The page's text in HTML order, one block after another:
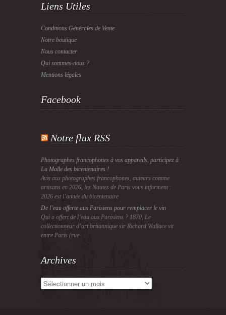
Liens Utiles
Conditions Générales de Vente
Notre boutique
Nous contacter
Qui sommes-nous ?
Mentions légales
Facebook
Notre flux RSS
Photographes francophones à vos appareils, participez à
La Malle des bicentenaires !
Avis aux photographes francophones, auteurs comme
artisans en 2026, les Nautes de Paris vous informent :
2026 est l’année du bicentenaire
De l’eau offerte aux Parisiens pour remplacer le vin
Qui a offert de l’eau aux Parisiens ? 1870, Le
collectionneur d’art britannique sir Richard Wallace vit
entre Paris (rue
Archives
Archives